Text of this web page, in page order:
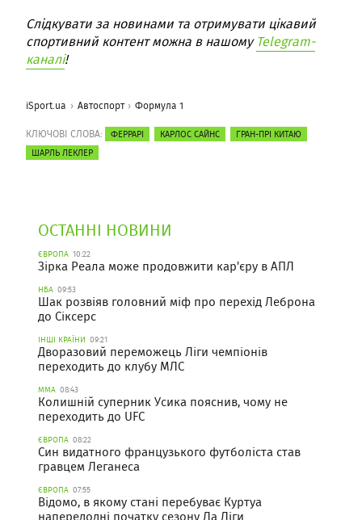
Слідкувати за новинами та отримувати цікавий
спортивний контент можна в нашомуTelegram-
каналі!
iSport.ua Автоспорт Формула 1
КЛЮЧОВІ СЛОВА: ФЕРРАРІ КАРЛОС САЙНС
ГРАН-ПРІ КИТАЮ
ШАРЛЬ ЛЕКЛЕР
ОСТАННІ НОВИНИ
ЄВРОПА 10:22
Зірка Реала може продовжити кар'єру в АПЛ
НБА 09:53
Шак розвіяв головний міф про перехід Леброна
до Сіксерс
ІНШІ КРАЇНИ 09:21
Дворазовий переможець Ліги чемпіонів
переходить до клубу МЛС
ММА 08:43
Колишній суперник Усика пояснив, чому не
переходить до UFC
ЄВРОПА 08:22
Син видатного французького футболіста став
гравцем Леганеса
ЄВРОПА 07:55
Відомо, в якому стані перебуває Куртуа